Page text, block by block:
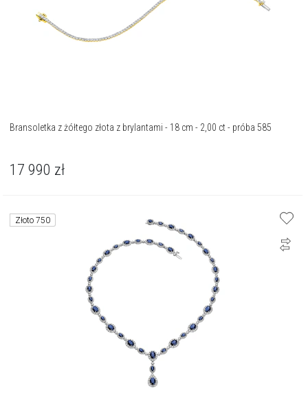
Bransoletka z żółtego złota z brylantami - 18 cm - 2,00 ct - próba 585
17 990 zł
Złoto 750